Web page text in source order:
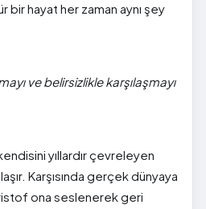
bir hayat her zaman aynı şey
ve belirsizlikle karşılaşmayı
yıllardır çevreleyen
Karşısında gerçek dünyaya
ona seslenerek geri